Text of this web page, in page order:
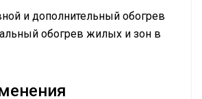
и дополнительный обогрев
обогрев жилых и зон в